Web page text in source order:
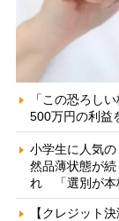
「この恐ろし
500万円の利益
小学生に人気
然品薄状態が
れ 「選別が本
【クレジット